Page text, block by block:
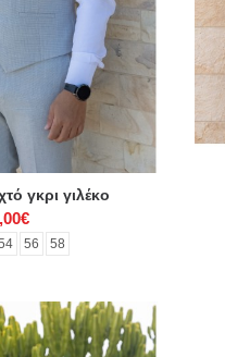
γκρι γιλέκο
56 58